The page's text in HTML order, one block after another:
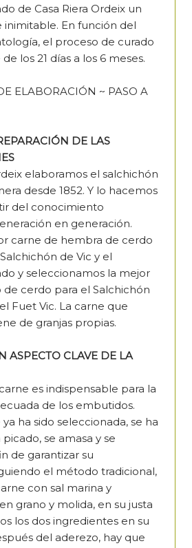
de Casa Riera Ordeix un
En función del
el proceso de curado
los 21 días a los 6 meses.
ELABORACIÓN ~ PASO A
DE LAS
elaboramos el salchichón
desde 1852. Y lo hacemos
del conocimiento
en generación.
carne de hembra de cerdo
de Vic y el
y seleccionamos la mejor
cerdo para el Salchichón
Fuet Vic. La carne que
de granjas propias.
ASPECTO CLAVE DE LA
es indispensable para la
de los embutidos.
ha sido seleccionada, se ha
se amasa y se
de garantizar su
el método tradicional,
con sal marina y
grano y molida, en su justa
los dos ingredientes en su
del aderezo, hay que